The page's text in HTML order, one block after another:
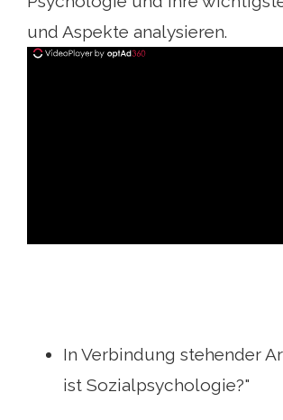
und Aspekte analysieren.
In Verbindung stehender
ist Sozialpsychologie?"